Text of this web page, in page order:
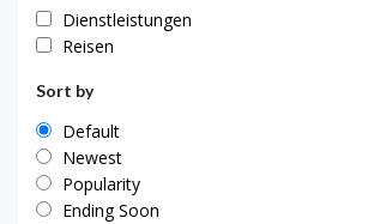
Dienstleistungen
Reisen
Sort by
Default
Newest
Popularity
Ending Soon